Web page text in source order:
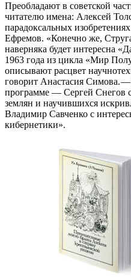
Преобладают в советской
читателю имена: Алексей
парадоксальных
Ефремов. «Конечно же,
наверняка будет интересна
1963 года из цикла «Мир
описывают расцвет
​говорит Анастасия Симова.
программе — ​Сергей Снегов
землян и научившихся
Владимир Савченко с
кибернетики».